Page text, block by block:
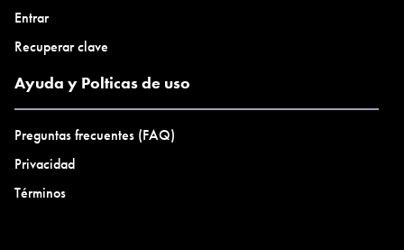
Entrar
Recuperar clave
Ayuda y Polticas de uso
Preguntas frecuentes (FAQ)
Privacidad
Términos